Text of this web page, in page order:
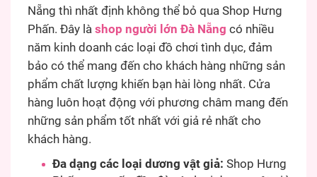
Nẵng thì nhất định không thể bỏ qua Shop Hưng
Phấn. Đây là shop người lớn Đà Nẵng có nhiều
năm kinh doanh các loại đồ chơi tình dục, đảm
bảo có thể mang đến cho khách hàng những sản
phẩm chất lượng khiến bạn hài lòng nhất. Cửa
hàng luôn hoạt động với phương châm mang đến
những sản phẩm tốt nhất với giả rẻ nhất cho
khách hàng.
Đa dạng các loại dương vật giả: Shop Hưng